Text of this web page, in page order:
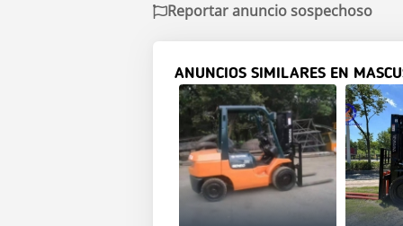
Reportar anuncio sospechoso
ANUNCIOS SIMILARES EN